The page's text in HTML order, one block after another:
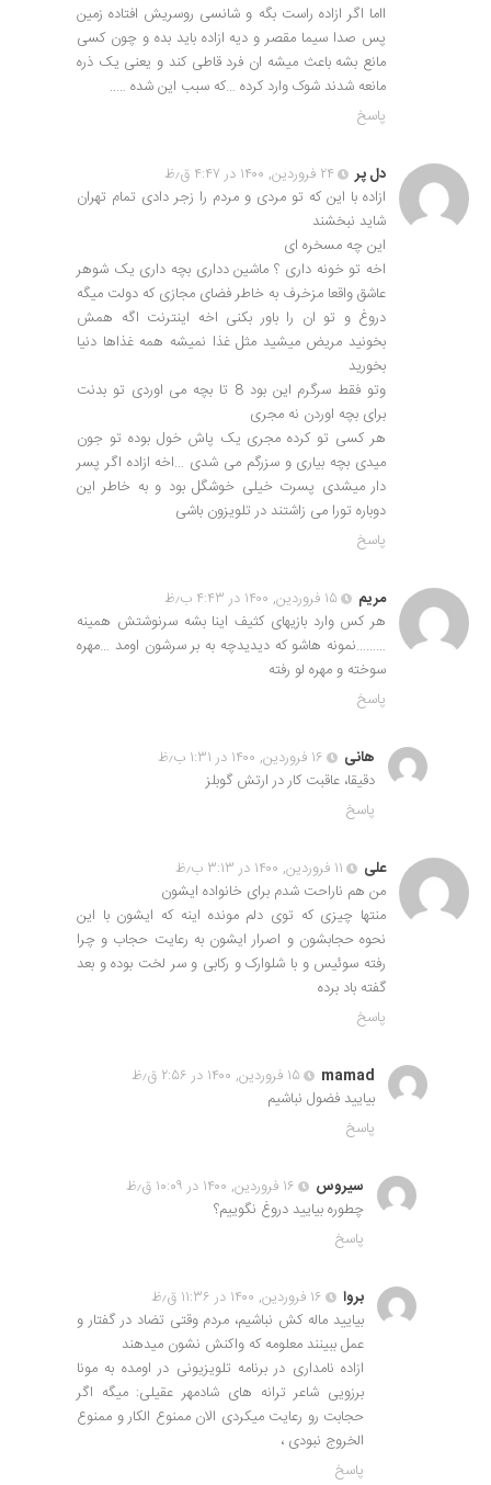
ااما اگر ازاده راست بگه و شانسی روسریش افتاده زمین
پس صدا سیما مقصر و دیه ازاده باید بده و چون کسی
مانع بشه باعث میشه ان فرد قاطی کند و یعنی یک ذره
مانعه شدند شوک وارد کرده …که سبب این شده …..
پاسخ
دل پر
۲۴ فروردین, ۱۴۰۰ در ۴:۴۷ ق٫ظ
ازاده با این که تو مردی و مردم را زجر دادی تمام تهران
شاید نبخشند
این چه مسخره ای
اخه تو خونه داری ؟ ماشین دداری بچه داری یک شوهر
عاشق واقعا مزخرف به خاطر فضای مجازی که دولت میگه
دروغ و تو ان را باور بکنی اخه اینترنت اگه همش
بخونید مریض میشید مثل غذا نمیشه همه غذاها دنیا
بخورید
وتو فقط سرگرم این بود 8 تا بچه می اوردی تو بدنت
برای بچه اوردن نه مجری
هر کسی تو کرده مجری یک پاش خول بوده تو جون
میدی بچه بیاری و سزرگم می شدی …اخه ازاده اگر پسر
دار میشدی پسرت خیلی خوشگل بود و به خاطر این
دوباره تورا می زاشتند در تلویزون باشی
پاسخ
مریم
۱۵ فروردین, ۱۴۰۰ در ۴:۴۳ ب٫ظ
هر کس وارد بازیهای کثیف اینا بشه سرنوشتش همینه
………نمونه هاشو که دیدیدچه به بر سرشون اومد …مهره
سوخته و مهره لو رفته
پاسخ
هانی
۱۶ فروردین, ۱۴۰۰ در ۱:۳۱ ب٫ظ
دقیقا، عاقبت کار در ارتش گوبلز
پاسخ
علی
۱۱ فروردین, ۱۴۰۰ در ۳:۱۳ ب٫ظ
من هم ناراحت شدم برای خانواده ایشون
منتها چیزی که توی دلم مونده اینه که ایشون با این
نحوه حجابشون و اصرار ایشون به رعایت حجاب و چرا
رفته سوئیس و با شلوارک و رکابی و سر لخت بوده و بعد
گفته باد برده
پاسخ
mamad
۱۵ فروردین, ۱۴۰۰ در ۲:۵۶ ق٫ظ
بیایید فضول نباشیم
پاسخ
سیروس
۱۶ فروردین, ۱۴۰۰ در ۱۰:۰۹ ق٫ظ
چطوره بیایید دروغ نگوییم؟
پاسخ
بروا
۱۶ فروردین, ۱۴۰۰ در ۱۱:۳۶ ق٫ظ
بیایید ماله کش نباشیم، مردم وقتی تضاد در گفتار و
عمل ببینند معلومه که واکنش نشون میدهند
ازاده نامداری در برنامه تلویزیونی در اومده به مونا
برزویی شاعر ترانه های شادمهر عقیلی: میگه اگر
حجابت رو رعایت میکردی الان ممنوع الکار و ممنوع
الخروج نبودی ،
پاسخ